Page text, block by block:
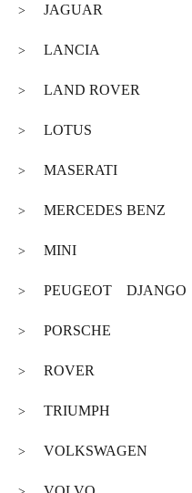
> JAGUAR
> LANCIA
> LAND ROVER
> LOTUS
> MASERATI
> MERCEDES BENZ
> MINI
> PEUGEOT DJANGO
> PORSCHE
> ROVER
> TRIUMPH
> VOLKSWAGEN